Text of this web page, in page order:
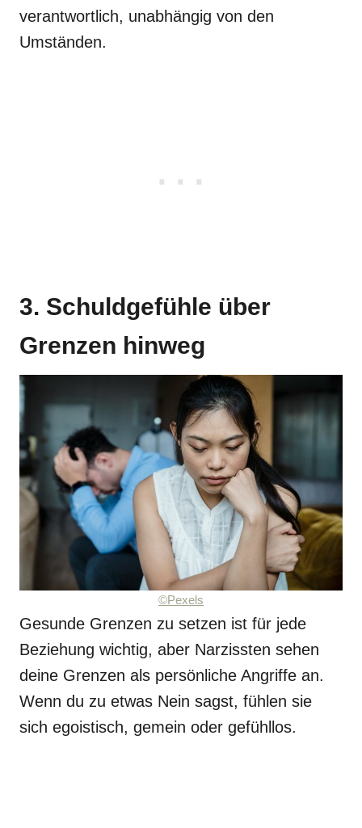
verantwortlich, unabhängig von den
Umständen.
3. Schuldgefühle über
Grenzen hinweg
©Pexels
Gesunde Grenzen zu setzen ist für jede
Beziehung wichtig, aber Narzissten sehen
deine Grenzen als persönliche Angriffe an.
Wenn du zu etwas Nein sagst, fühlen sie
sich egoistisch, gemein oder gefühllos.